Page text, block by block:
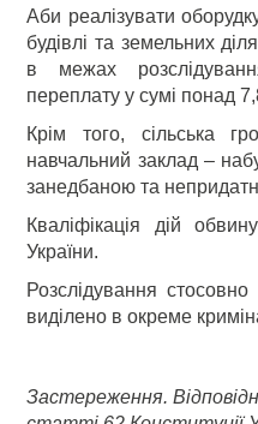
Аби реалізувати
будівлі та земельних
в межах
переплату у сумі понад
Крім того, сільська
навчальний заклад –
занедбаною та
Кваліфікація дій
України.
Розслідування
виділено в окреме
Застереження.